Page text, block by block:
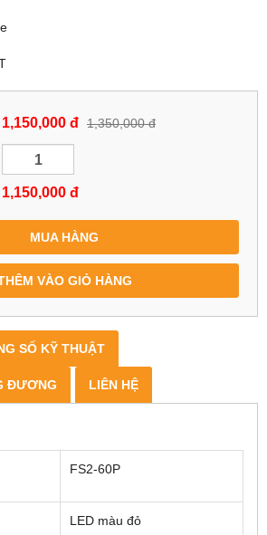
1,150,000 đ 1,350,000 đ
1,150,000 đ
MUA HÀNG
VÀO GIỎ HÀNG
SỐ KỸ THUẬT
ĐƯƠNG LIÊN HỆ
FS2-60P
LED màu đỏ